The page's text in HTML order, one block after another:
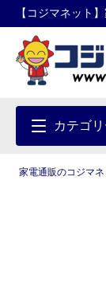
【コジマネット
カテゴ
家電通販のコジマネ